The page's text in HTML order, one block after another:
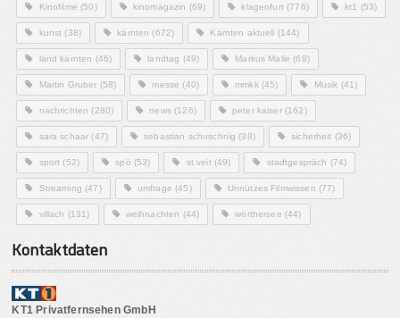
Kinofilme (50) kinomagazin (69) klagenfurt(776) kt1 (53)
kunst (38) kärnten (672) Kärnten aktuell (144)
land kärnten (46) landtag (49) Markus Malle (68)
Martin Gruber (58) messe (40) mmkk(45) Musik (41)
nachrichten (280) news(126) peter kaiser(162)
sara schaar (47) sebastian schuschnig (38) sicherheit (36)
sport (52) spö (53) st.veit(49) stadtgespräch (74)
Streaming (47) umfrage (45) Unnützes Filmwissen (77)
villach (131) weihnachten (44) wörthersee (44)
Kontaktdaten
KT1 Privatfernsehen GmbH